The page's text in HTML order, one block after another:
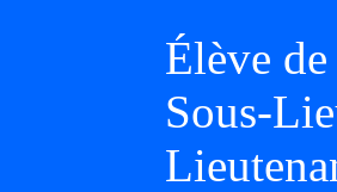
Élève
Sous-